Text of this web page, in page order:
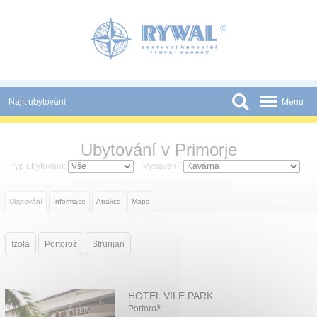
Najít ubytování
Státy
Podmínky
Partneři
Kontakt
Menu
Ubytování v Primorje
Typ ubytování: Vybavení:
Ubytování Informace Atrakce Mapa
Izola Portorož Strunjan
HOTEL VILE PARK
Portorož